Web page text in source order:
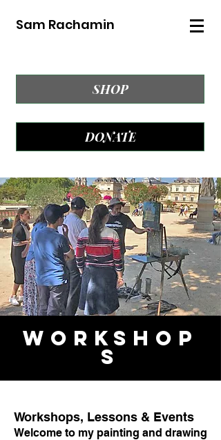
Sam Rachamin
SHOP
DONATE
woRKSHOP
S
Workshops, Lessons & Events
Welcome to my painting and drawing